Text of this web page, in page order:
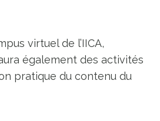
virtuel de l’IICA,
également des activités
pratique du contenu du